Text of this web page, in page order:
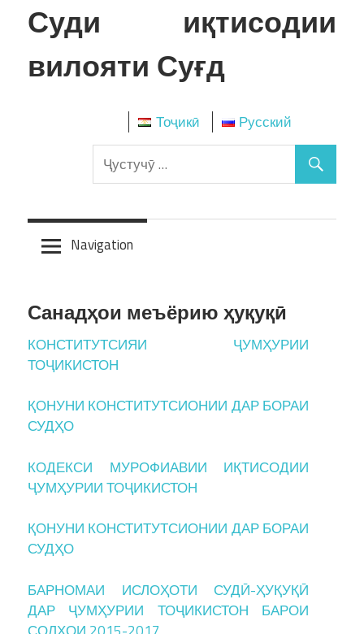
Skip
to
Суди иқтисодии
вилояти Суғд
Тоҷикӣ Русский
Navigation
Санадҳои меъёрию ҳуқуқӣ
КОНСТИТУТСИЯИ ҶУМҲУРИИ
ТОҶИКИСТОН
ҚОНУНИ КОНСТИТУТСИОНИИ ДАР БОРАИ
СУДҲО
КОДЕКСИ МУРОФИАВИИ ИҚТИСОДИИ
ҶУМҲУРИИ ТОҶИКИСТОН
ҚОНУНИ КОНСТИТУТСИОНИИ ДАР БОРАИ
СУДҲО
БАРНОМАИ ИСЛОҲОТИ СУДӢ-ҲУҚУҚӢ
ДАР ҶУМҲУРИИ ТОҶИКИСТОН БАРОИ